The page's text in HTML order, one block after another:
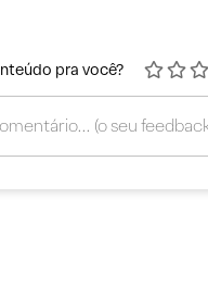
pra você?